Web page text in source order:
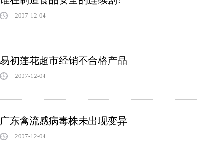
2007-12-04
易初莲花超市经销不合格产品
2007-12-04
广东禽流感病毒株未出现变异
2007-12-04